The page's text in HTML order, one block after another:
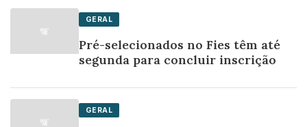
GERAL
Pré-selecionados no Fies têm até
segunda para concluir inscrição
GERAL